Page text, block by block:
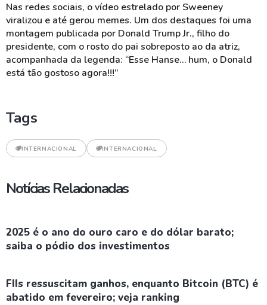
Nas redes sociais, o vídeo estrelado por Sweeney
viralizou e até gerou memes. Um dos destaques foi uma
montagem publicada por Donald Trump Jr., filho do
presidente, com o rosto do pai sobreposto ao da atriz,
acompanhada da legenda: “Esse Hanse… hum, o Donald
está tão gostoso agora!!!”
Tags
INTERNACIONAL INTERNACIONAL
Notícias Relacionadas
2025 é o ano do ouro caro e do dólar barato;
saiba o pódio dos investimentos
FIIs ressuscitam ganhos, enquanto Bitcoin (BTC) é
abatido em fevereiro; veja ranking